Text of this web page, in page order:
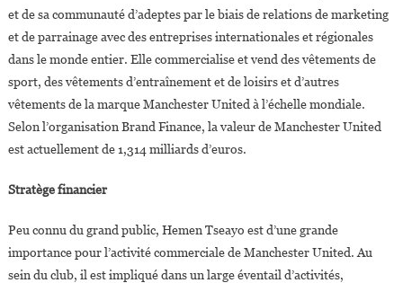
et de sa communauté d’adeptes par le biais de relations de marketing
et de parrainage avec des entreprises internationales et régionales
dans le monde entier. Elle commercialise et vend des vêtements de
sport, des vêtements d’entraînement et de loisirs et d’autres
vêtements de la marque Manchester United à l’échelle mondiale.
Selon l’organisation Brand Finance, la valeur de Manchester United
est actuellement de 1,314 milliards d’euros.
Stratège financier
Peu connu du grand public, Hemen Tseayo est d’une grande
importance pour l’activité commerciale de Manchester United. Au
sein du club, il est impliqué dans un large éventail d’activités,